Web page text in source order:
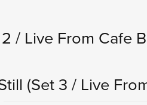
/ Live From Cafe
(Set 3 / Live